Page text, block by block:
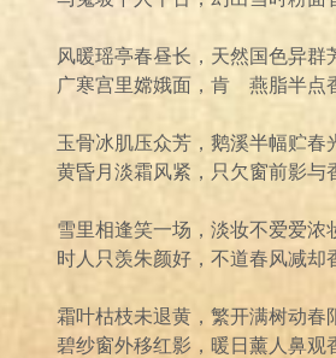
风暖瑶亭春昼长，天然国色异群
广寒宫里嫦娥面，肯 燕脂半点香
玉骨冰肌压众芳，鹅溪半幅贮春
黄昏月淡霜风紧，只欠窗前影与
雪里相逢笑一场，淡妆不爱爱浓
时人只羡朱颜好，不道春风减却
霜叶枯枝未退黄，繁开满树动春
碧纱窗外移红影，暖日薰人鼻观